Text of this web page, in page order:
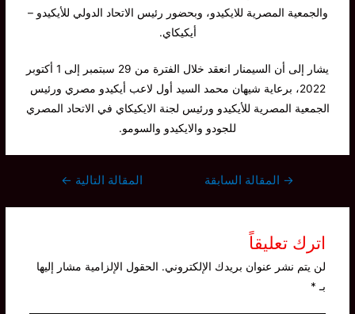
والجمعية المصرية للايكيدو، وبحضور رئيس الاتحاد الدولي للأيكيدو –
أيكيكاي.
يشار إلى أن السيمنار انعقد خلال الفترة من 29 سبتمبر إلى 1 أكتوبر
2022، برعاية شيهان محمد السيد أول لاعب أيكيدو مصري ورئيس
الجمعية المصرية للأيكيدو ورئيس لجنة الايكيكاي في الاتحاد المصري
للجودو والايكيدو والسومو.
تصفّح→ المقالة السابقة المقالة التالية ←
اترك تعليقاً
لن يتم نشر عنوان بريدك الإلكتروني. الحقول الإلزامية مشار إليها
بـ *